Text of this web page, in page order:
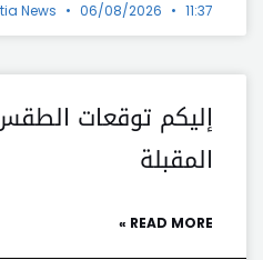
News 06/08/2026 11:37 ص
إليكم توقعات
المقبلة
READ MORE »